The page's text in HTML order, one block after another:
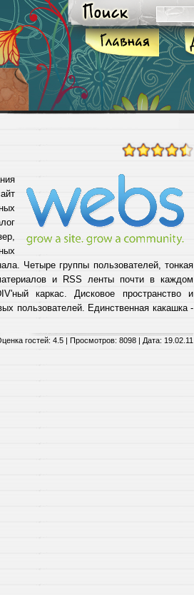
Четыре группы пользователей, тонкая
и RSS ленты почти в каждом
каркас. Дисковое пространство и
пользователей. Единственная какашка -
гостей: 4.5 | Просмотров: 8098 | Дата: 19.02.11